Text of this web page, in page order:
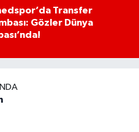
Transfer
Gözler Dünya